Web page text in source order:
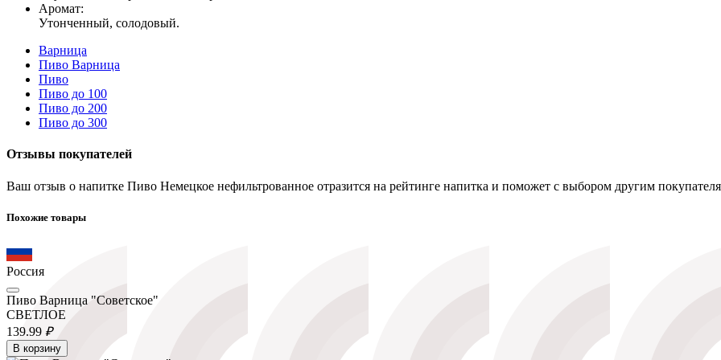
Аромат:
Утонченный, солодовый.
Варница
Пиво Варница
Пиво
Пиво до 100
Пиво до 200
Пиво до 300
Отзывы покупателей
Ваш отзыв о напитке Пиво Немецкое нефильтрованное отразится на рейтинге напитка и поможет с выбором другим
Похожие товары
Россия
Пиво Варница "Советское"
СВЕТЛОЕ
139.99 ₽
В корзину